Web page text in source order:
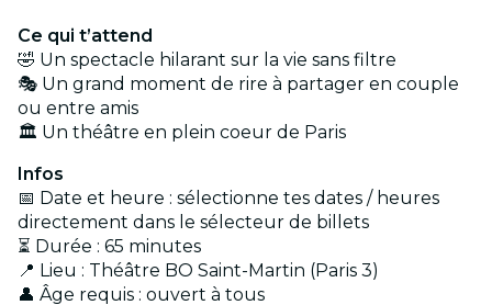
Ce qui t’attend
🤣 Un spectacle hilarant sur la vie sans filtre
🎭 Un grand moment de rire à partager en couple
ou entre amis
🏛️ Un théâtre en plein coeur de Paris
Infos
📅 Date et heure : sélectionne tes dates / heures
directement dans le sélecteur de billets
⏳ Durée : 65 minutes
📍 Lieu : Théâtre BO Saint-Martin (Paris 3)
👤 Âge requis : ouvert à tous